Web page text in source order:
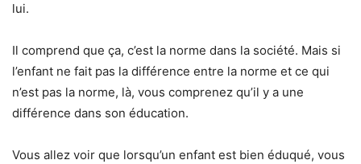
lui.
Il comprend que ça, c’est la norme dans la société. Mais si
l’enfant ne fait pas la différence entre la norme et ce qui
n’est pas la norme, là, vous comprenez qu’il y a une
différence dans son éducation.
Vous allez voir que lorsqu’un enfant est bien éduqué, vous